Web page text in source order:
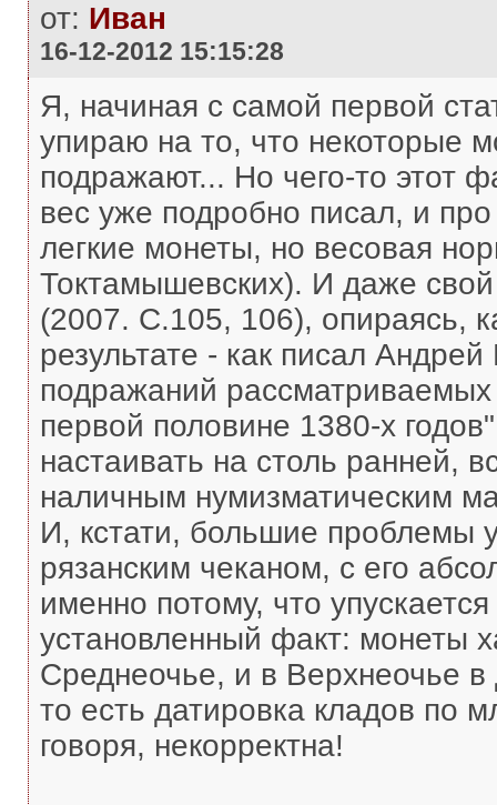
от: Иван
16-12-2012 15:15:28
Я, начиная с самой первой
упираю на то, что некоторые
подражают... Но чего-то этот
вес уже подробно писал, и
легкие монеты, но весовая
Токтамышевских). И даже свой
(2007. С.105, 106), опираясь,
результате - как писал
подражаний
первой половине 1380-х
настаивать на столь ранней,
наличным нумизматическим
И, кстати, большие проблемы
рязанским чеканом, с его
именно потому, что
установленный факт: монеты
Среднеочье, и в Верхнеочье
то есть датировка кладов по
говоря, некорректна!